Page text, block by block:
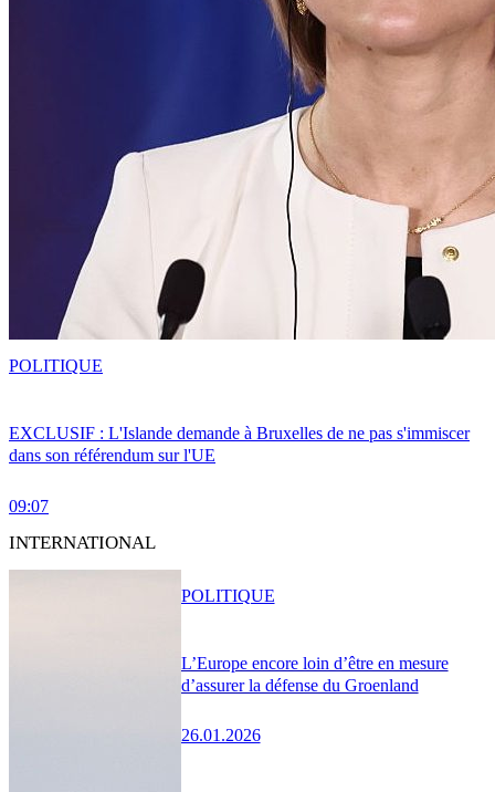
EXCLUSIF : L'Islande demande à Bruxelles de ne pas s'immiscer
dans son référendum sur l'UE
09:07
POLITIQUE
INTERNATIONAL
L’Europe encore loin d’être en mesure
d’assurer la défense du Groenland
26.01.2026
POLITIQUE